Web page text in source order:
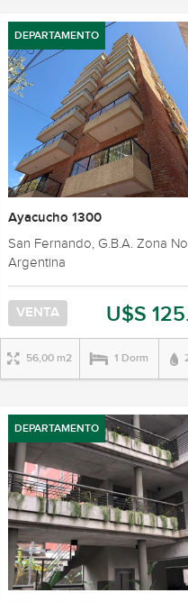
DEPARTAMENTO
Ayacucho 1300
San Fernando, G.B.A. Zona
Argentina
VENTA U$S
56,00 m2 1 Dorm
DEPARTAMENTO